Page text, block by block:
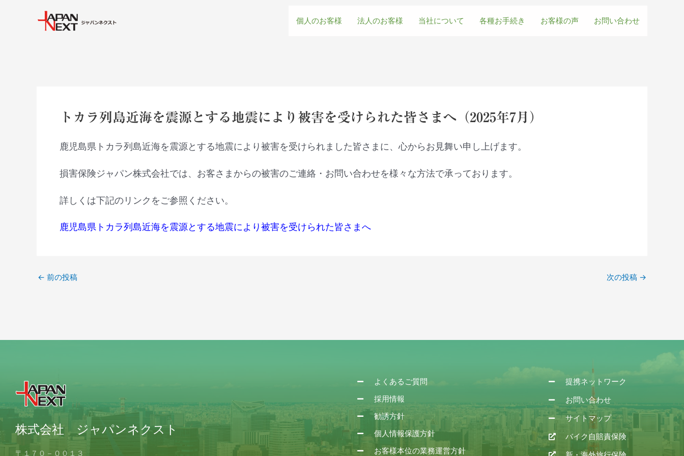
個人のお客様 法人のお客様 当社について 各種お手続き お客様の声 お問い合わせ
トカラ列島近海を震源とする地震により被害を受けられた皆さまへ（2025年7月）
鹿児島県トカラ列島近海を震源とする地震により被害を受けられました皆さまに、心からお見舞い申し上げます。
損害保険ジャパン株式会社では、お客さまからの被害のご連絡・お問い合わせを様々な方法で承っております。
詳しくは下記のリンクをご参照ください。
鹿児島県トカラ列島近海を震源とする地震により被害を受けられた皆さまへ
navigation
← 前の投稿 次の投稿 →
株式会社 ジャパンネクスト
〒１７０－００１３
よくあるご質問
採用情報
勧誘方針
個人情報保護方針
お客様本位の業務運営方針
提携ネットワーク
お問い合わせ
サイトマップ
バイク自賠責保険